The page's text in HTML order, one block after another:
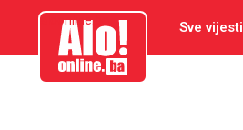
aloonline.ba Sve vijesti